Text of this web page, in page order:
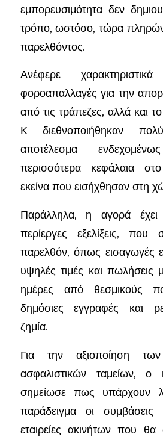
εμπορευσιμότητα δεν
τρόπο, ωστόσο, τώρα
παρελθόντος.
Ανέφερε
φοροαπαλλαγές για την
από τις τράπεζες, αλλά και
Κ διεθνοποιήθηκαν
αποτέλεσμα
περισσότερα κεφάλαια
εκείνα που εισήχθησαν στη
Παράλληλα, η αγορά έχει
περίεργες εξελίξεις, που
παρελθόν, όπως εισαγωγές
υψηλές τιμές και πωλήσεις
ημέρες από θεσμικούς
δημόσιες εγγραφές και
ζημία.
Για την αξιοποίηση
ασφαλιστικών ταμείων, ο
σημείωσε πως υπάρχουν
παράδειγμα οι
εταιρείες ακινήτων που θα